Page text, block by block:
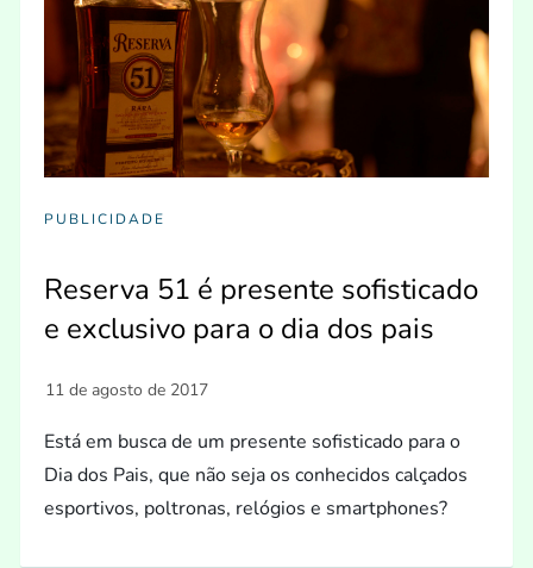
PUBLICIDADE
Reserva 51 é presente sofisticado
e exclusivo para o dia dos pais
Está em busca de um presente sofisticado para o
Dia dos Pais, que não seja os conhecidos calçados
esportivos, poltronas, relógios e smartphones?